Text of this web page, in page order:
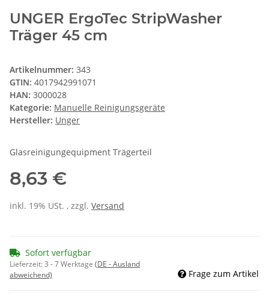
UNGER ErgoTec StripWasher
Träger 45 cm
Artikelnummer: 343
GTIN: 4017942991071
HAN: 3000028
Kategorie: Manuelle Reinigungsgeräte
Hersteller: Unger
Glasreinigungequipment Trägerteil
8,63 €
inkl. 19% USt. , zzgl. Versand
Sofort verfügbar
Lieferzeit:3 - 7 Werktage (DE - Ausland
abweichend)
Frage zum Artikel